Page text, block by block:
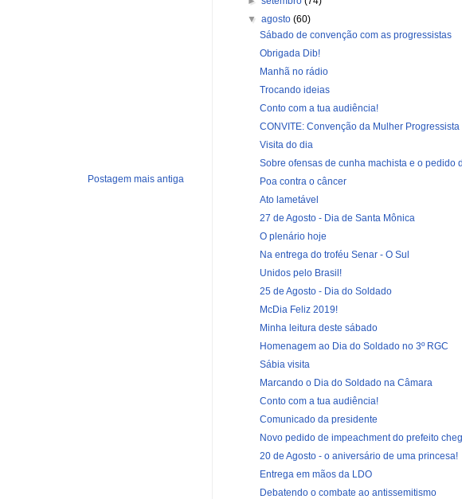
Postagem mais antiga
▼agosto(60)
Sábado de convenção com as progressistas
Obrigada Dib!
Manhã no rádio
Trocando ideias
Conto com a tua audiência!
CONVITE: Convenção da Mulher Progressista
Visita do dia
Sobre ofensas de cunha machista e o pedido
Poa contra o câncer
Ato lametável
27 de Agosto - Dia de Santa Mônica
O plenário hoje
Na entrega do troféu Senar - O Sul
Unidos pelo Brasil!
25 de Agosto - Dia do Soldado
McDia Feliz 2019!
Minha leitura deste sábado
Homenagem ao Dia do Soldado no 3º RGC
Sábia visita
Marcando o Dia do Soldado na Câmara
Conto com a tua audiência!
Comunicado da presidente
Novo pedido de impeachment do prefeito
20 de Agosto - o aniversário de uma princesa!
Entrega em mãos da LDO
Debatendo o combate ao antissemitismo